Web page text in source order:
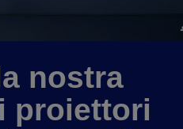
nostra
proiettori